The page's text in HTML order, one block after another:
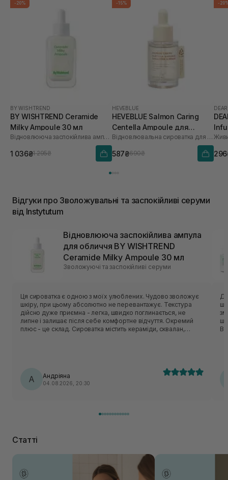
-20%
BY WISHTREND
BY WISHTREND Ceramide
Milky Ampoule 30 мл
Відновлююча заспокійлива ампула для обличчя
1 036₴1 295₴
-15%
HEVEBLUE
HEVEBLUE Salmon Caring
Centella Ampoule для
зволоження та зміцнення Відновлювальна сироватка для обличчя
587₴690₴
-
Відгуки про Зволожувальні та заспокійливі серуми
від Instytutum
Відновлююча заспокійлива ампула
для обличчя BY WISHTREND
Ceramide Milky Ampoule 30 мл
Зволожуючі та заспокійливі серуми
Ця сироватка є одною з моїх улюблених. Чудово зволожує
шкіру, при цьому абсолютно не перевантажує. Текстура
дійсно дуже приємна - легка, швидко поглинається, не
липне і залишає після себе комфортне відчуття. Окремий
плюс - це склад. Сироватка містить кераміди, сквалан,
А Андріяна
04.08.2026, 20:30
Статті